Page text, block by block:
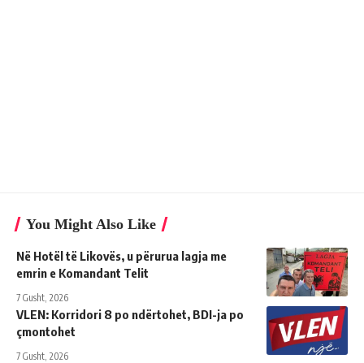
You Might Also Like
Në Hotël të Likovës, u përurua lagja me
emrin e Komandant Telit
7 Gusht, 2026
VLEN: Korridori 8 po ndërtohet, BDI-ja po
çmontohet
7 Gusht, 2026